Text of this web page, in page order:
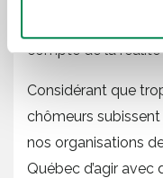
régime
compte de la réalité
Considérant que
chômeurs subissent
nos organisations
Québec d’agir avec